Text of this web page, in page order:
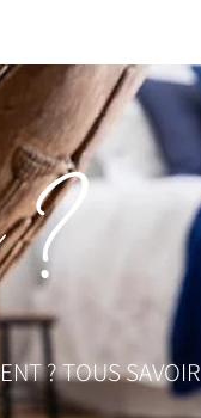
?
? TOUS SAVOIR